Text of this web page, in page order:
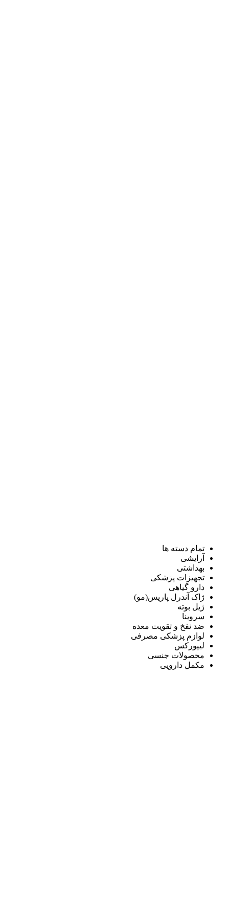
تمام دسته ها
آرایشی
بهداشتی
تجهیزات پزشکی
دارو گیاهی
ژاک آندرل پاریس(مو)
ژیل بوته
سروینا
ضد نفخ و تقویت معده
لوازم پزشکی مصرفی
لیپورکس
محصولات جنسی
مکمل دارویی